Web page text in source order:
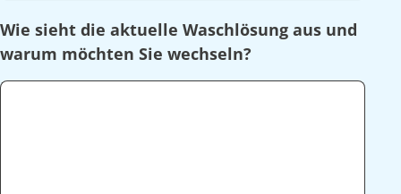
Wie sieht die aktuelle Waschlösung aus und
warum möchten Sie wechseln?